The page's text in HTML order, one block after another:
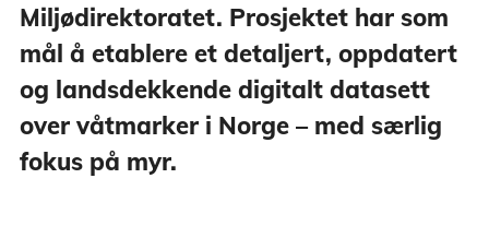
Miljødirektoratet. Prosjektet har som
mål å etablere et detaljert, oppdatert
og landsdekkende digitalt datasett
over våtmarker i Norge – med særlig
fokus på myr.